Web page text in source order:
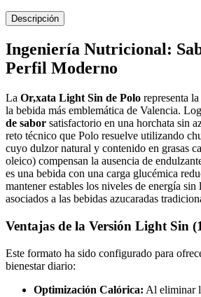
Descripción
Ingeniería Nutricional:
Perfil Moderno
La Or,xata Light Sin de Polo representa
la bebida más emblemática de Valencia.
de sabor satisfactorio en una horchata sin
reto técnico que Polo resuelve utilizando
cuyo dulzor natural y contenido en grasas
oleico) compensan la ausencia de
es una bebida con una carga glucémica
mantener estables los niveles de energía
asociados a las bebidas azucaradas
Ventajas de la Versión Light Sin
Este formato ha sido configurado para
bienestar diario:
Optimización Calórica: Al eliminar